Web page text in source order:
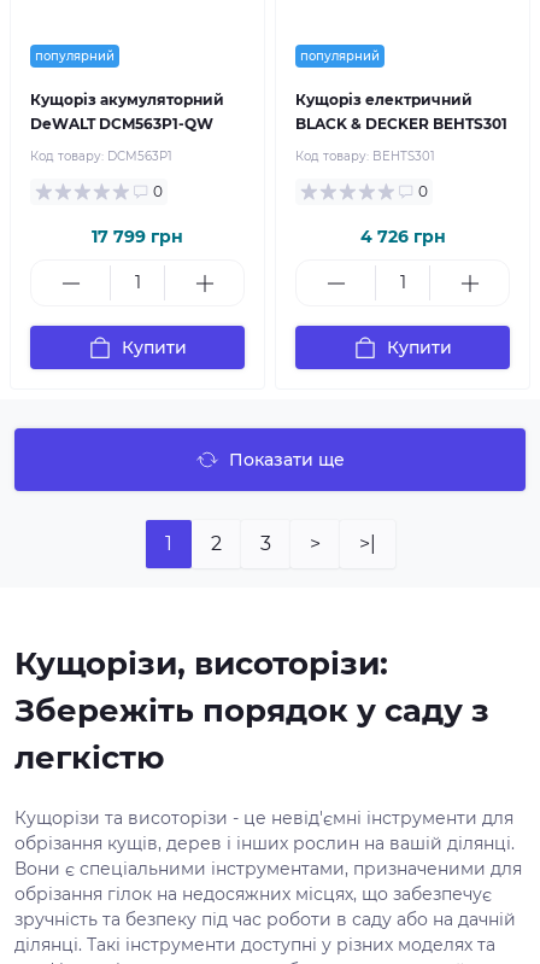
популярний
Кущоріз акумуляторний
DeWALT DCM563P1-QW
Код товару: DCM563P1
0
17 799 грн
Купити
популярний
Кущоріз електричний
BLACK & DECKER BEHTS301
Код товару: BEHTS301
0
4 726 грн
Купити
Показати ще
1 2 3 > >|
Кущорізи, висоторізи:
Збережіть порядок у саду з
легкістю
Кущорізи та висоторізи - це невід'ємні інструменти для
обрізання кущів, дерев і інших рослин на вашій ділянці.
Вони є спеціальними інструментами, призначеними для
обрізання гілок на недосяжних місцях, що забезпечує
зручність та безпеку під час роботи в саду або на дачній
ділянці. Такі інструменти доступні у різних моделях та